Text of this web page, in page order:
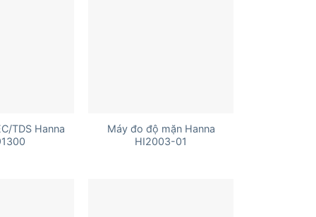
TDS Hanna
Máy đo độ mặn Hanna
HI2003-01